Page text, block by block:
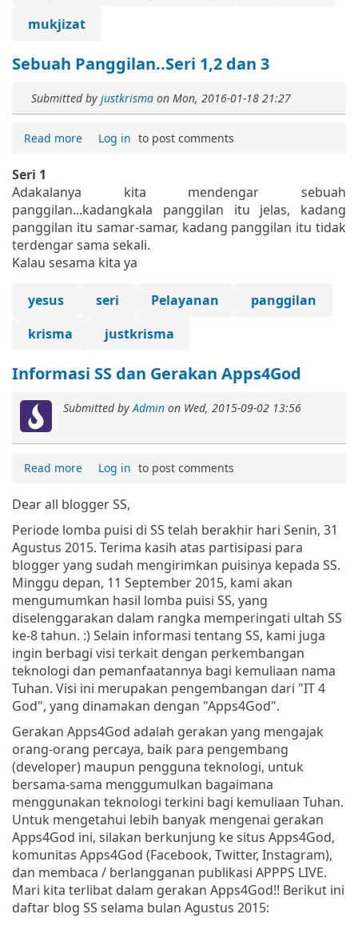
mukjizat
Sebuah Panggilan..Seri 1,2 dan 3
Submitted by justkrisma on Mon, 2016-01-18 21:27
Read more Log in to post comments
Seri 1
Adakalanya kita mendengar sebuah
panggilan...kadangkala panggilan itu jelas, kadang
panggilan itu samar-samar, kadang panggilan itu tidak
terdengar sama sekali.
Kalau sesama kita ya
yesus seri Pelayanan
panggilan
krisma
justkrisma
Informasi SS dan Gerakan Apps4God
Submitted by Admin on Wed, 2015-09-02 13:56
Read more Log in to post comments
Dear all blogger SS,
Periode lomba puisi di SS telah berakhir hari Senin, 31
Agustus 2015. Terima kasih atas partisipasi para
blogger yang sudah mengirimkan puisinya kepada SS.
Minggu depan, 11 September 2015, kami akan
mengumumkan hasil lomba puisi SS, yang
diselenggarakan dalam rangka memperingati ultah SS
ke-8 tahun. :) Selain informasi tentang SS, kami juga
ingin berbagi visi terkait dengan perkembangan
teknologi dan pemanfaatannya bagi kemuliaan nama
Tuhan. Visi ini merupakan pengembangan dari "IT 4
God", yang dinamakan dengan "Apps4God".
Gerakan Apps4God adalah gerakan yang mengajak
orang-orang percaya, baik para pengembang
(developer) maupun pengguna teknologi, untuk
bersama-sama menggumulkan bagaimana
menggunakan teknologi terkini bagi kemuliaan Tuhan.
Untuk mengetahui lebih banyak mengenai gerakan
Apps4God ini, silakan berkunjung ke situs Apps4God,
komunitas Apps4God (Facebook, Twitter, Instagram),
dan membaca / berlangganan publikasi APPPS LIVE.
Mari kita terlibat dalam gerakan Apps4God!! Berikut ini
daftar blog SS selama bulan Agustus 2015: